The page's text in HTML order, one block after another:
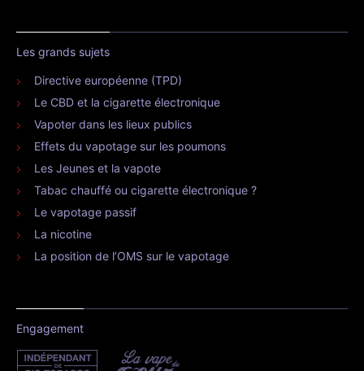
Les grands sujets
Directive européenne (TPD)
Le CBD et la cigarette électronique
Vapoter dans les lieux publics
Effets du vapotage sur les poumons
Les Jeunes et la vapote
Tabac chauffé ou cigarette électronique ?
Le vapotage passif
La nicotine
La position de l’OMS sur le vapotage
Engagement